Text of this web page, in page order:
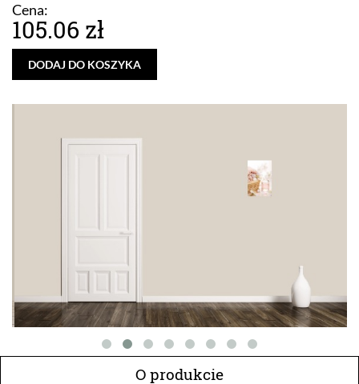
Cena:
105.06 zł
DODAJ DO KOSZYKA
O produkcie